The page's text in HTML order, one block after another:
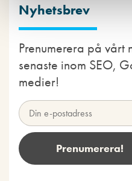
Nyhetsbrev
Prenumerera på vårt
senaste inom SEO,
medier!